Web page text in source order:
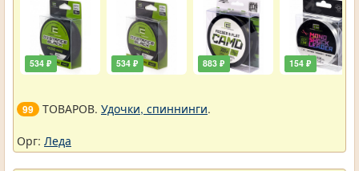
534 ₽ 534 ₽ 883 ₽ 154 ₽
99 ТОВАРОВ. Удочки, спиннинги.
Орг: Леда